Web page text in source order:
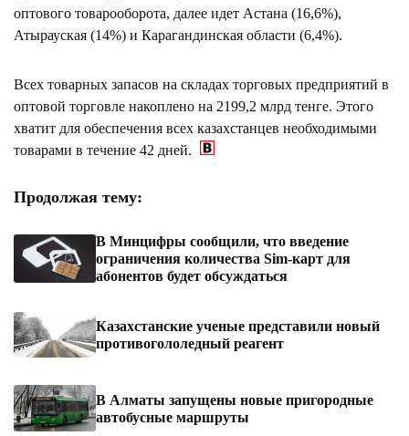
оптового товарооборота, далее идет Астана (16,6%),
Атырауская (14%) и Карагандинская области (6,4%).
Всех товарных запасов на складах торговых предприятий в
оптовой торговле накоплено на 2199,2 млрд тенге. Этого
хватит для обеспечения всех казахстанцев необходимыми
товарами в течение 42 дней.
Продолжая тему:
В Минцифры сообщили, что введение
ограничения количества Sim-карт для
абонентов будет обсуждаться
Казахстанские ученые представили новый
противогололедный реагент
В Алматы запущены новые пригородные
автобусные маршруты